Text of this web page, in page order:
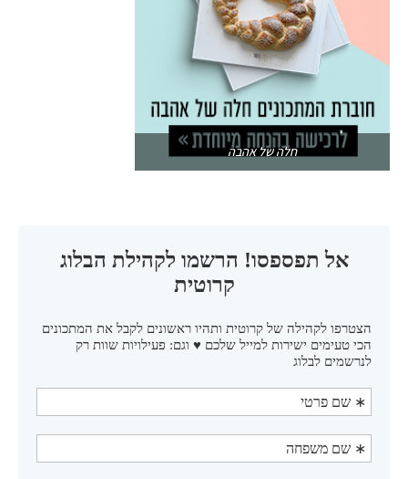
חלה של אהבה